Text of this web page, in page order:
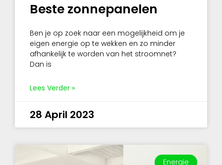
Beste zonnepanelen
Ben je op zoek naar een mogelijkheid om je
eigen energie op te wekken en zo minder
afhankelijk te worden van het stroomnet?
Dan is
Lees Verder »
28 April 2023
Energie